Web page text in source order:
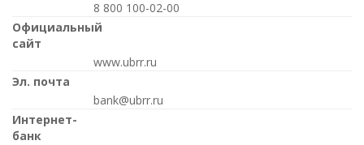
8 800 100-02-00
Официальный
сайт
www.ubrr.ru
Эл. почта
bank@ubrr.ru
Интернет-
банк